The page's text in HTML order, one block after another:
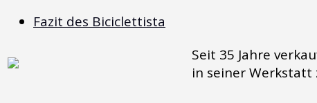
45
Magic
Fazit des Biciclettista
Seit 35 Jahre
in seiner Werkstatt